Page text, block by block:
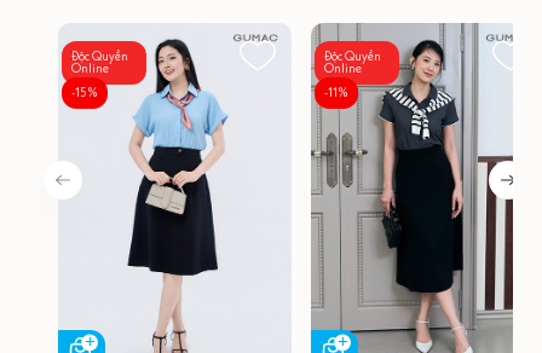
Độc Quyền
Online
-15%
Độc Quyền
Online
-11%